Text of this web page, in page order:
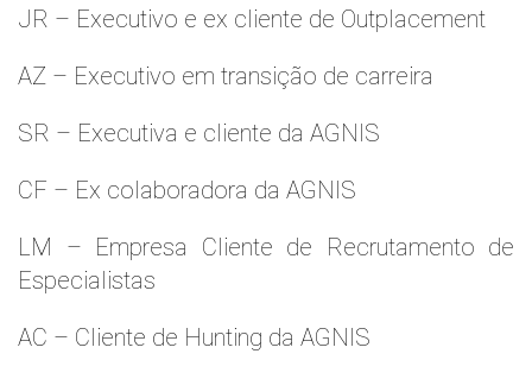
JR – Executivo e ex cliente de Outplacement
AZ – Executivo em transição de carreira
SR – Executiva e cliente da AGNIS
CF – Ex colaboradora da AGNIS
LM – Empresa Cliente de Recrutamento de
Especialistas
AC – Cliente de Hunting da AGNIS